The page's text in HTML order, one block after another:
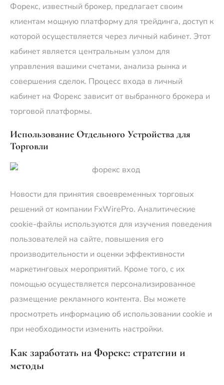
Форекс‚ известный брокер‚ предлагает своим
клиентам мощную платформу для трейдинга‚ доступ к
которой осуществляется через личный кабинет. Этот
кабинет является центральным узлом для
управления вашими счетами‚ анализа рынка и
совершения сделок. Процесс входа в личный
кабинет на Форекс зависит от выбранного брокера и
торговой платформы.
Использование Отдельного Устройства для
Торговли
Новости для принятия своевременных торговых
решений от компании FxWirePro. Аналитические
cookie-файлы используются для изучения поведения
пользователей на сайте, повышения его
производительности и оценки эффективности
маркетинговых мероприятий. Кроме того, с их
помощью осуществляется персонализированное
размещение рекламного контента. Вы можете
просмотреть информацию об использовании cookie и
при необходимости изменить настройки.
Как заработать на Форекс: стратегии и
методы